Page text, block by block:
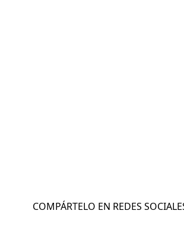
COMPÁRTELO EN REDES